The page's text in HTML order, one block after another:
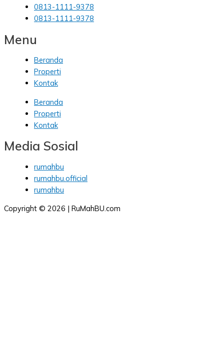
0813-1111-9378
0813-1111-9378
Menu
Beranda
Properti
Kontak
Beranda
Properti
Kontak
Media Sosial
rumahbu
rumahbu.official
rumahbu
Copyright © 2026 | RuMahBU.com